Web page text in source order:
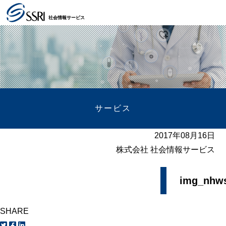
社会情報サービス
サービス
2017年08月16日
株式会社 社会情報サービス
SHARE